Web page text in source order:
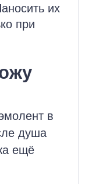
их
при
в
душа
ещё